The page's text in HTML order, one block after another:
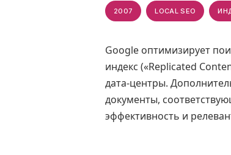
2007 LOCAL SEO
Google оптимизирует
индекс («Replicated
дата-центры.
документы,
эффективность и